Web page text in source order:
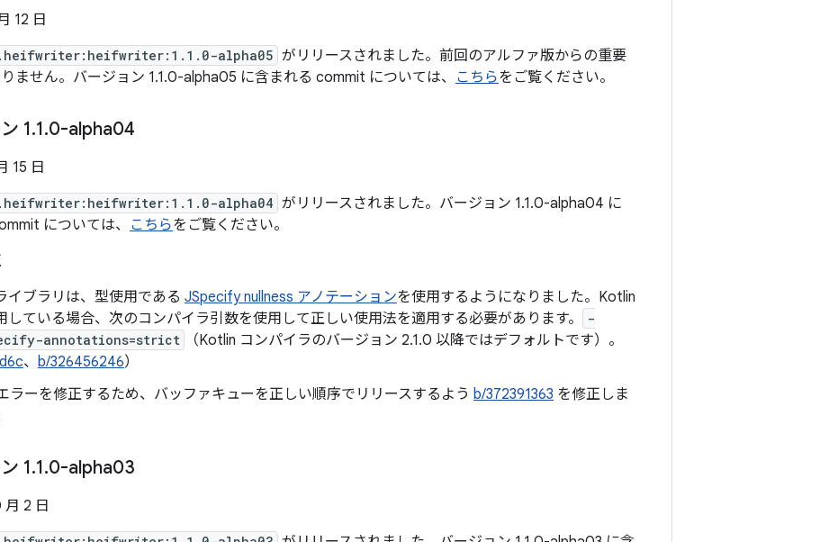
12 日
alpha05 がリリースされました。前回のアルファ版からの重要
ません。バージョン 1.1.0-alpha05 に含まれる commit については、 こちらをご覧ください。
1.1.0-alpha04
15 日
alpha04 がリリースされました。バージョン 1.1.0-alpha04 に
については、 こちらをご覧ください。
イブラリは、型使用である JSpecify nullness アノテーションを使用するようになりました。Kotlin
している場合、次のコンパイラ引数を使用して正しい使用法を適用する必要があります。
-
annotations=strict
（Kotlin コンパイラのバージョン 2.1.0 以降ではデフォルトです）。
、 b/326456246）
ラーを修正するため、バッファキューを正しい順序でリリースするよう b/372391363 を修正しま
1.1.0-alpha03
2 日